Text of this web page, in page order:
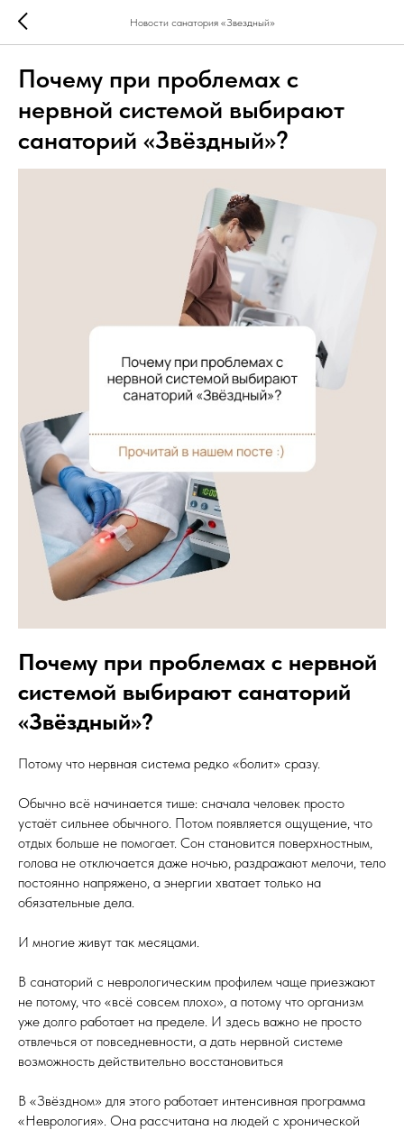
Новости санатория «Звездный»
Почему при проблемах с
нервной системой выбирают
санаторий «Звёздный»?
Почему при проблемах с нервной
системой выбирают санаторий
«Звёздный»?
Потому что нервная система редко «болит» сразу.
Обычно всё начинается тише: сначала человек просто
устаёт сильнее обычного. Потом появляется ощущение, что
отдых больше не помогает. Сон становится поверхностным,
голова не отключается даже ночью, раздражают мелочи, тело
постоянно напряжено, а энергии хватает только на
обязательные дела.
И многие живут так месяцами.
В санаторий с неврологическим профилем чаще приезжают
не потому, что «всё совсем плохо», а потому что организм
уже долго работает на пределе. И здесь важно не просто
отвлечься от повседневности, а дать нервной системе
возможность действительно восстановиться
В «Звёздном» для этого работает интенсивная программа
«Неврология». Она рассчитана на людей с хронической